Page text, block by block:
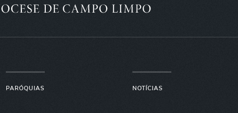
PARÓQUIAS NOTÍCIAS